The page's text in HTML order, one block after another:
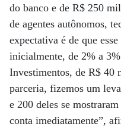
do banco e de R$ 250
de agentes autônomos,
expectativa é de que
inicialmente, de 2% a
Investimentos, de R$ 40
parceria, fizemos um
e 200 deles se
conta imediatamente”,